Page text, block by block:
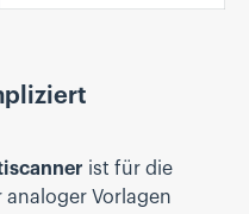
ist für die
Vorlagen